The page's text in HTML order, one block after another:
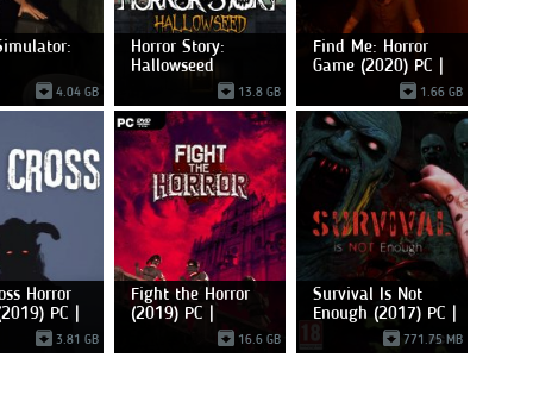
4.04 GB
Horror Story:
Hallowseed
13.8 GB
Find Me: Horror
Game (2020) PC |
1.66 GB
Horror
PC |
3.81 GB
Fight the Horror
(2019) PC |
16.6 GB
Survival Is Not
Enough (2017) PC |
771.75 MB